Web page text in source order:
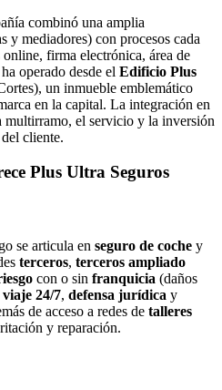
combinó una amplia
y mediadores) con procesos cada
firma electrónica, área de
operado desde el Edificio Plus
un inmueble emblemático
en la capital. La integración en
multirramo, el servicio y la inversión
cliente.
Plus Ultra Seguros
se articula en seguro de coche y
terceros, terceros ampliado
con o sin franquicia (daños
viaje 24/7, defensa jurídica y
de acceso a redes de talleres
y reparación.